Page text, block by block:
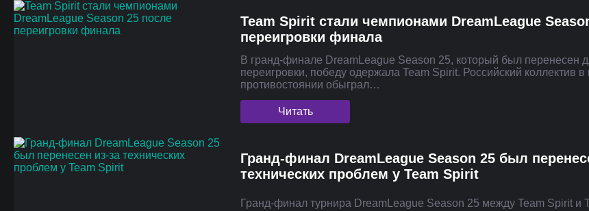
Team Spirit стали чемпионами DreamLeague
переигровки финала
В гранд-финале DreamLeague Season 25, который был перенесен
переигровки, победу одержала Team Spirit. Российский коллектив
противостоянии обыграл…
Читать
Гранд-финал DreamLeague Season 25 был
технических проблем у Team Spirit
Гранд-финал турнира DreamLeague Season 25 между Team Spirit и